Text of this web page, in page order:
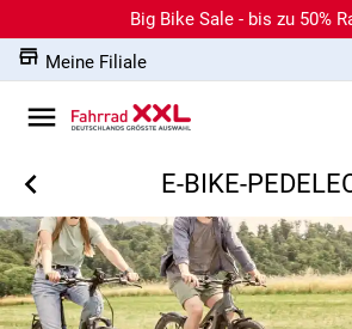
Big Bike Sale - bis zu 50%
Meine Filiale
E-BIKE-